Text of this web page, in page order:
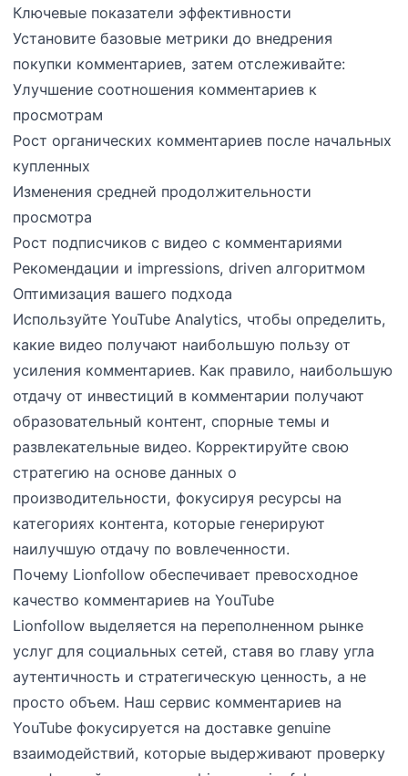
Ключевые показатели эффективности
Установите базовые метрики до внедрения
покупки комментариев, затем отслеживайте:
Улучшение соотношения комментариев к
просмотрам
Рост органических комментариев после начальных
купленных
Изменения средней продолжительности
просмотра
Рост подписчиков с видео с комментариями
Рекомендации и impressions, driven алгоритмом
Оптимизация вашего подхода
Используйте YouTube Analytics, чтобы определить,
какие видео получают наибольшую пользу от
усиления комментариев. Как правило, наибольшую
отдачу от инвестиций в комментарии получают
образовательный контент, спорные темы и
развлекательные видео. Корректируйте свою
стратегию на основе данных о
производительности, фокусируя ресурсы на
категориях контента, которые генерируют
наилучшую отдачу по вовлеченности.
Почему Lionfollow обеспечивает превосходное
качество комментариев на YouTube
Lionfollow выделяется на переполненном рынке
услуг для социальных сетей, ставя во главу угла
аутентичность и стратегическую ценность, а не
просто объем. Наш сервис комментариев на
YouTube фокусируется на доставке genuine
взаимодействий, которые выдерживают проверку